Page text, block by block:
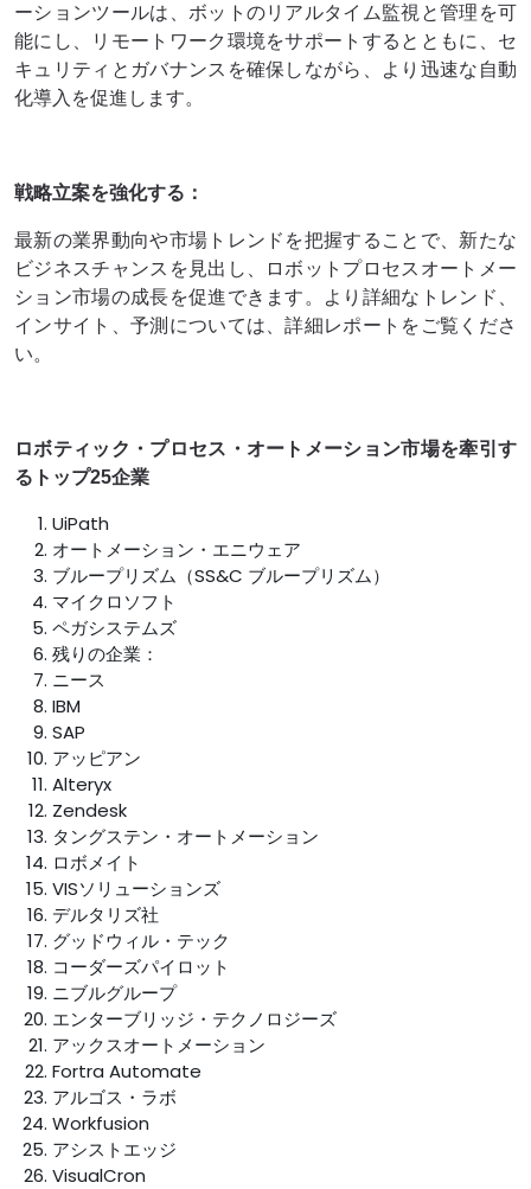
ーションツールは、ボットのリアルタイム監視と管理を可
能にし、リモートワーク環境をサポートするとともに、セ
キュリティとガバナンスを確保しながら、より迅速な自動
化導入を促進します。
戦略立案を強化する：
最新の業界動向や市場トレンドを把握することで、新たな
ビジネスチャンスを見出し、ロボットプロセスオートメー
ション市場の成長を促進できます。より詳細なトレンド、
インサイト、予測については、詳細レポートをご覧くださ
い。
ロボティック・プロセス・オートメーション市場を牽引す
るトップ25企業
UiPath
オートメーション・エニウェア
ブループリズム（SS&C ブループリズム）
マイクロソフト
ペガシステムズ
残りの企業：
ニース
IBM
SAP
アッピアン
Alteryx
Zendesk
タングステン・オートメーション
ロボメイト
VISソリューションズ
デルタリズ社
グッドウィル・テック
コーダーズパイロット
ニブルグループ
エンターブリッジ・テクノロジーズ
アックスオートメーション
Fortra Automate
アルゴス・ラボ
Workfusion
アシストエッジ
VisualCron